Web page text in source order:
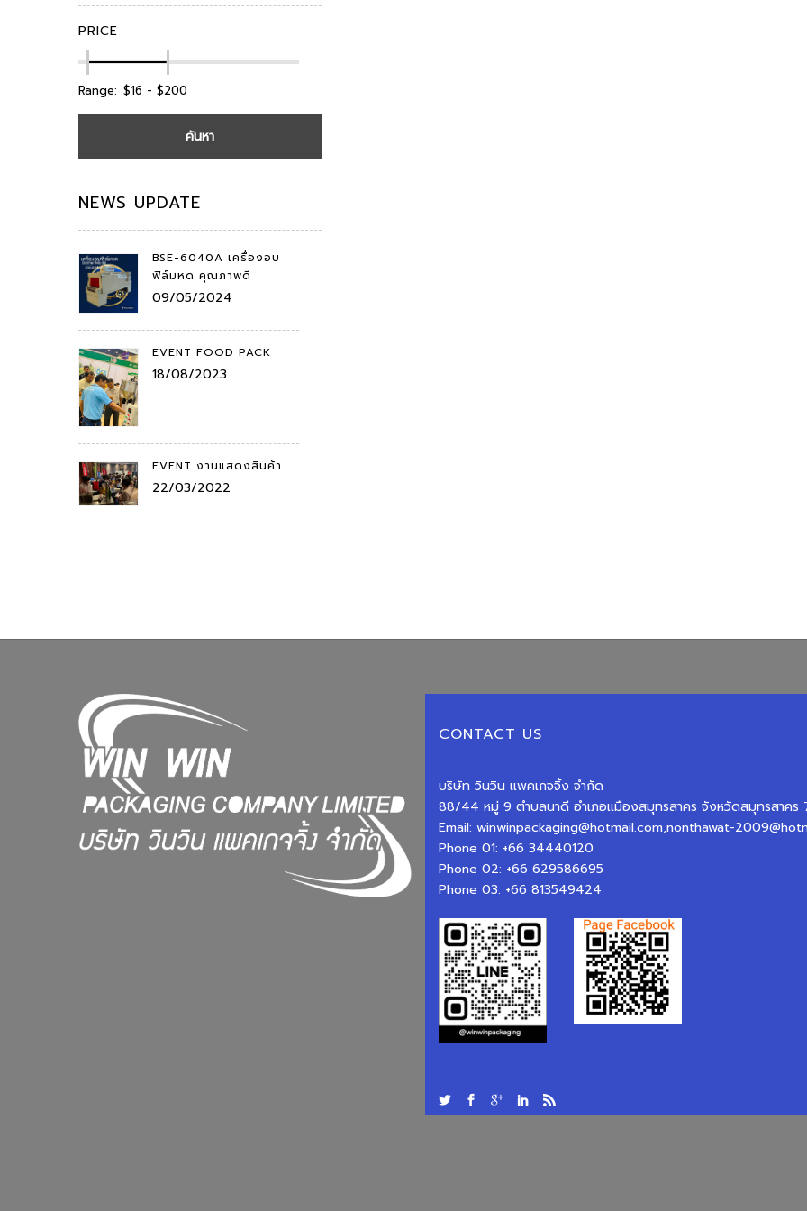
PRICE
Range:
ค้นหา
NEWS UPDATE
BSE-6040A เครื่องอบ
ฟิล์มหด คุณภาพดี
09/05/2024
EVENT FOOD PACK
18/08/2023
EVENT งานแสดงสินค้า
22/03/2022
CONTACT US
บริษัท วินวิน แพคเกจจิ้ง จำกัด
88/44 หมู่ 9 ตำบลนาดี อำเภอเเมืองสมุทรสาคร จังหวัดสมุทรสาค
Email: winwinpackaging@hotmail.com,nonthawat-
Phone 01: +66 34440120
Phone 02: +66 629586695
Phone 03: +66 813549424